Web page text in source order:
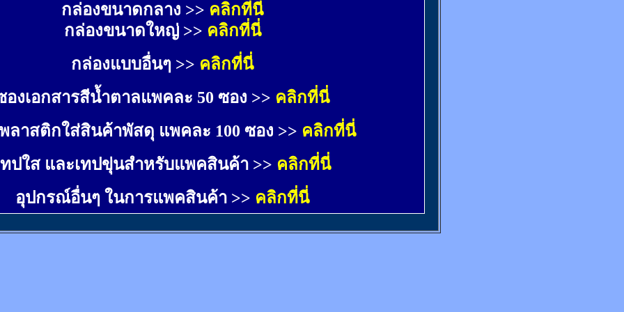
กล่องขนาดกลาง >> คลิกที่นี่
กล่องขนาดใหญ่ >> คลิกที่นี่
กล่องแบบอื่นๆ >> คลิกที่นี่
องเอกสารสีน้ำตาลแพคละ 50 ซอง >> คลิกที่นี่
ลาสติกใส่สินค้าพัสดุ แพคละ 100 ซอง >> คลิกที่นี่
ทปใส และเทปขุ่นสำหรับแพคสินค้า >> คลิกที่นี่
อุปกรณ์อื่นๆ ในการแพคสินค้า >> คลิกที่นี่